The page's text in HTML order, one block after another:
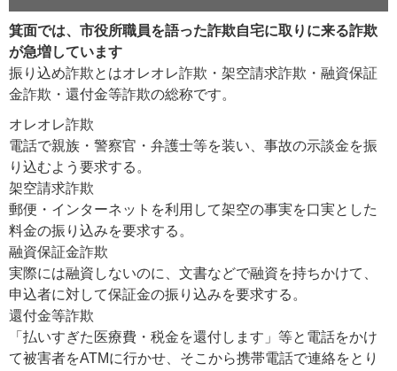
箕面では、市役所職員を語った詐欺自宅に取りに来る詐欺
が急増しています
振り込め詐欺とはオレオレ詐欺・架空請求詐欺・融資保証
金詐欺・還付金等詐欺の総称です。
オレオレ詐欺
電話で親族・警察官・弁護士等を装い、事故の示談金を振
り込むよう要求する。
架空請求詐欺
郵便・インターネットを利用して架空の事実を口実とした
料金の振り込みを要求する。
融資保証金詐欺
実際には融資しないのに、文書などで融資を持ちかけて、
申込者に対して保証金の振り込みを要求する。
還付金等詐欺
「払いすぎた医療費・税金を還付します」等と電話をかけ
て被害者をATMに行かせ、そこから携帯電話で連絡をとり